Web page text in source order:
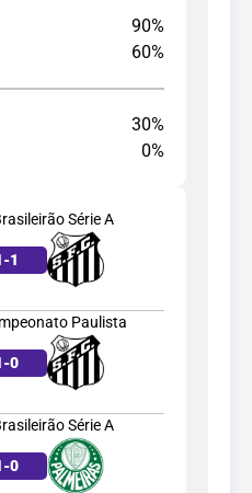
90%
60%
30%
0%
Série A
-1
Paulista
-0
Série A
-0